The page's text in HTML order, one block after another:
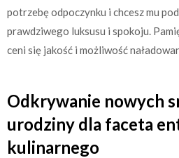
potrzebę odpoczynku i chcesz mu
prawdziwego luksusu i spokoju.
ceni się jakość i możliwość
Odkrywanie nowych
urodziny dla faceta
kulinarnego